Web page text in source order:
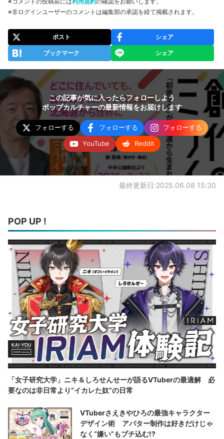
※非ログインユーザーのコメントは編集部の承認を経て掲載されます。
ポスト シェア
ブックマーク シェア
この記事が気に入ったらフォローしよう
ポップカルチャーの最新情報をお届けします
フォローする フォローする
フォローする
YouTube
Reddit
最終更新日:2025.06.08 15:30
POP UP !
「女子研究大学」ニキ＆しろせんせーが語るVTuberの最適解 必
要なのは非日常より“イカレた奴”の日常
VTuberさえきやひろの最強キャラクター
デザイン術 アバター制作は好きだけじゃ
なく“嫌い”もブチ込む!?